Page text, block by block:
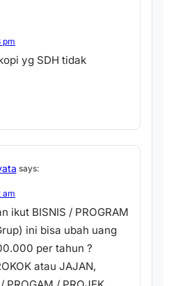
pm
yg SDH tidak
says:
am
ikut BISNIS / PROGRAM
ini bisa ubah uang
per tahun ?
atau JAJAN,